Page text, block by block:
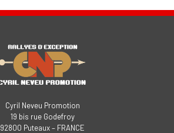
Cyril Neveu Promotion
19 bis rue Godefroy
92800 Puteaux – FRANCE